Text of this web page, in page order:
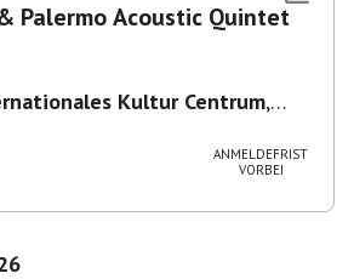
Palermo Acoustic Quintet
Kultur Centrum,
ANMELDEFRIST
VORBEI